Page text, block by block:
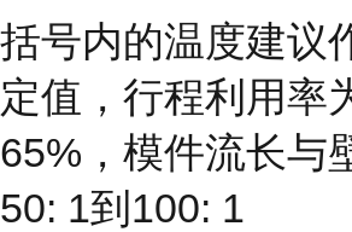
括号内的温度建议
定值，行程利用率
65%，模件流长与
50: 1到100: 1